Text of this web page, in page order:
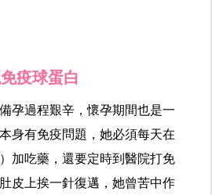
疫球蛋白
孕過程艱辛，懷孕期間也是一
身有免疫問題，她必須每天在
加吃藥，還要定時到醫院打免
皮上挨一針復邁，她曾苦中作